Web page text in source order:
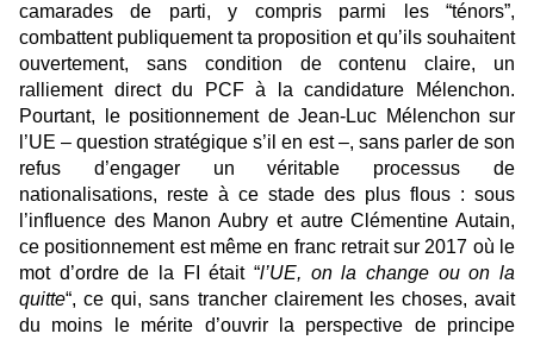
camarades de parti, y compris parmi les “ténors”,
combattent publiquement ta proposition et qu’ils souhaitent
ouvertement, sans condition de contenu claire, un
ralliement direct du PCF à la candidature Mélenchon.
Pourtant, le positionnement de Jean-Luc Mélenchon sur
l’UE – question stratégique s’il en est –, sans parler de son
refus d’engager un véritable processus de
nationalisations, reste à ce stade des plus flous : sous
l’influence des Manon Aubry et autre Clémentine Autain,
ce positionnement est même en franc retrait sur 2017 où le
mot d’ordre de la FI était “l’UE, on la change ou on la
quitte“, ce qui, sans trancher clairement les choses, avait
du moins le mérite d’ouvrir la perspective de principe